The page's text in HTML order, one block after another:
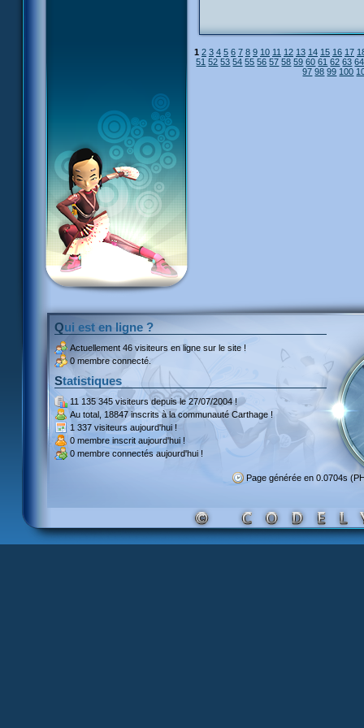
1 2 3 4 5 6 7 8 9 10 11 12 13 14 15 16 17
51 52 53 54 55 56 57 58 59 60 61 62 63 64
97 98 99 100
Qui est en ligne ?
Actuellement 46 visiteurs en ligne sur le site !
0 membre connecté.
Statistiques
11 135 345 visiteursdepuis le 27/07/2004 !
Au total, 18847 inscritsà la communauté Carthage !
1 337 visiteurs aujourd'hui !
0 membre inscrit aujourd'hui !
0 membre connectés aujourd'hui !
Page générée en 0.0704s